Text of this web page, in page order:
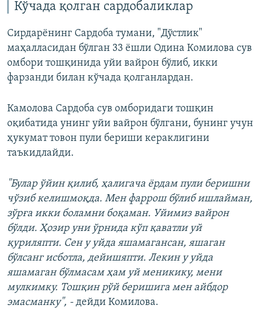
Кўчада қолган сардобаликлар
Сирдарёнинг Сардоба тумани, "Дўстлик"
маҳалласидан бўлган 33 ёшли Одина Комилова сув
омбори тошқинида уйи вайрон бўлиб, икки
фарзанди билан кўчада қолганлардан.
Камолова Сардоба сув омборидаги тошқин
оқибатида унинг уйи вайрон бўлгани, бунинг учун
ҳукумат товон пули бериши кераклигини
таъкидлайди.
"Булар ўйин қилиб, ҳалигача ёрдам пули беришни
чўзиб келишмоқда. Мен фаррош бўлиб ишлайман,
зўрға икки боламни боқаман. Уйимиз вайрон
бўлди. Ҳозир уни ўрнида кўп қаватли уй
қуриляпти. Сен у уйда яшамагансан, яшаган
бўлсанг исботла, дейишяпти. Лекин у уйда
яшамаган бўлмасам ҳам уй меникику, мени
мулкимку. Тошқин рўй беришига мен айбдор
эмасманку", - дейди Комилова.